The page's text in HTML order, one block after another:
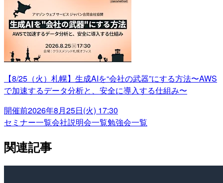
【8/25（火）札幌】生成AIを“会社の武器”にする方法〜AWS
で加速するデータ分析と、安全に導入する仕組み〜
開催前2026年8月25日(火) 17:30
セミナー一覧会社説明会一覧勉強会一覧
関連記事